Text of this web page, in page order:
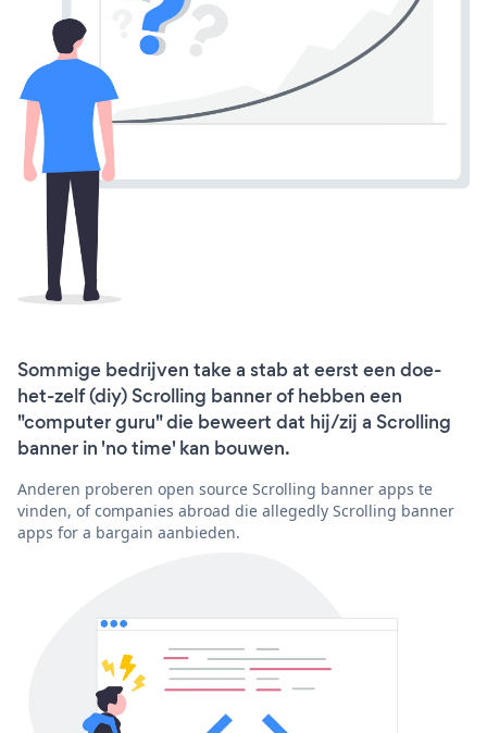
Sommige bedrijven take a stab at eerst een doe-
het-zelf (diy) Scrolling banner of hebben een
"computer guru" die beweert dat hij/zij a Scrolling
banner in 'no time' kan bouwen.
Anderen proberen open source Scrolling banner apps te
vinden, of companies abroad die allegedly Scrolling banner
apps for a bargain aanbieden.